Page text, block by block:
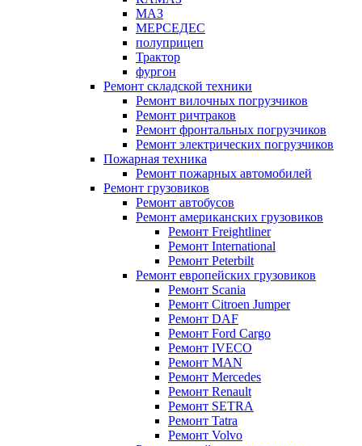
МАЗ
МЕРСЕДЕС
полуприцеп
Трактор
фургон
Ремонт складской техники
Ремонт вилочных погрузчиков
Ремонт ричтраков
Ремонт фронтальных погрузчиков
Ремонт электрических погрузчиков
Пожарная техника
Ремонт пожарных автомобилей
Ремонт грузовиков
Ремонт автобусов
Ремонт американских грузовиков
Ремонт Freightliner
Ремонт International
Ремонт Peterbilt
Ремонт европейских грузовиков
Ремонт Scania
Ремонт Citroen Jumper
Ремонт DAF
Ремонт Ford Cargo
Ремонт IVECO
Ремонт MAN
Ремонт Mercedes
Ремонт Renault
Ремонт SETRA
Ремонт Tatra
Ремонт Volvo